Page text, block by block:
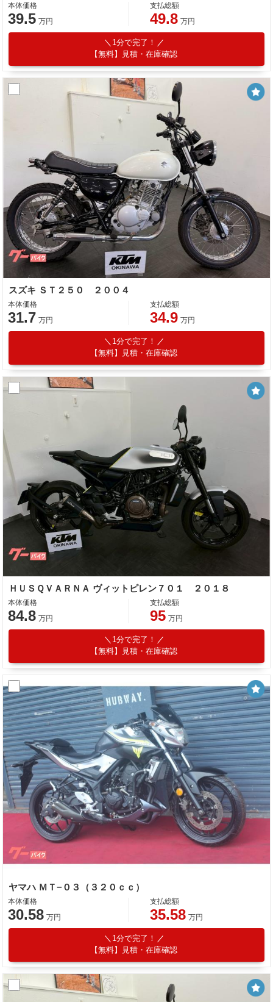
本体価格
39.5 万円
支払総額
49.8 万円
1分で完了！
【無料】見積・在庫確認
スズキ ＳＴ２５０ ２００４
本体価格
31.7 万円
支払総額
34.9 万円
1分で完了！
【無料】見積・在庫確認
ＨＵＳＱＶＡＲＮＡ ヴィットピレン７０１ ２０１８
本体価格
84.8 万円
支払総額
95 万円
1分で完了！
【無料】見積・在庫確認
ヤマハ ＭＴ−０３（３２０ｃｃ）
本体価格
30.58 万円
支払総額
35.58 万円
1分で完了！
【無料】見積・在庫確認